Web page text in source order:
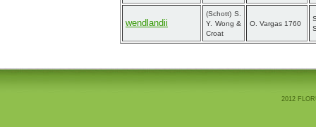
wendlandii
(Schott) S.
Y. Wong &
Croat
O. Vargas 1760
2012